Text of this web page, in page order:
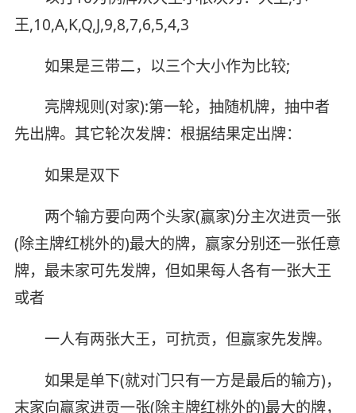
王,10,A,K,Q,J,9,8,7,6,5,4,3
如果是三带二，以三个大小作为比较;
亮牌规则(对家):第一轮，抽随机牌，抽中者
先出牌。其它轮次发牌：根据结果定出牌：
如果是双下
两个输方要向两个头家(赢家)分主次进贡一张
(除主牌红桃外的)最大的牌，赢家分别还一张任意
牌，最未家可先发牌，但如果每人各有一张大王
或者
一人有两张大王，可抗贡，但赢家先发牌。
如果是单下(就对门只有一方是最后的输方)，
末家向赢家进贡一张(除主牌红桃外的)最大的牌，